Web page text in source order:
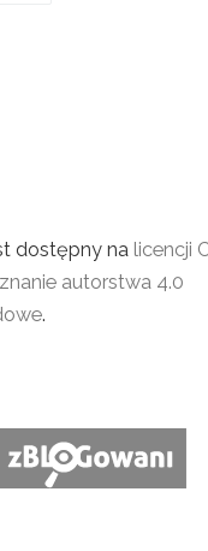
dostępny na licencji
autorstwa 4.0
.